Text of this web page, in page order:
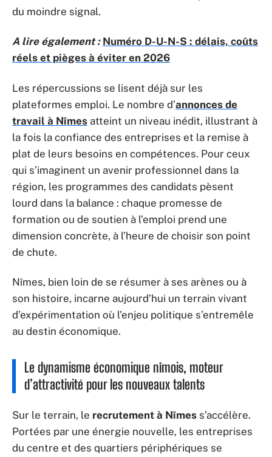
du moindre signal.
A lire également : Numéro D-U-N-S : délais, coûts
réels et pièges à éviter en 2026
Les répercussions se lisent déjà sur les
plateformes emploi. Le nombre d’annonces de
travail à Nîmes atteint un niveau inédit, illustrant à
la fois la confiance des entreprises et la remise à
plat de leurs besoins en compétences. Pour ceux
qui s’imaginent un avenir professionnel dans la
région, les programmes des candidats pèsent
lourd dans la balance : chaque promesse de
formation ou de soutien à l’emploi prend une
dimension concrète, à l’heure de choisir son point
de chute.
Nîmes, bien loin de se résumer à ses arènes ou à
son histoire, incarne aujourd’hui un terrain vivant
d’expérimentation où l’enjeu politique s’entremêle
au destin économique.
Le dynamisme économique nîmois, moteur
d’attractivité pour les nouveaux talents
Sur le terrain, le recrutement à Nîmes s’accélère.
Portées par une énergie nouvelle, les entreprises
du centre et des quartiers périphériques se